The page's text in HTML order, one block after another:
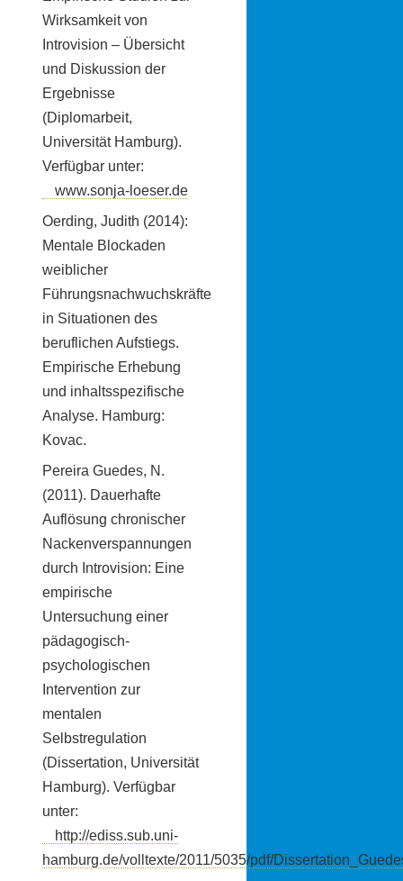
Wirksamkeit von
Introvision – Übersicht
und Diskussion der
Ergebnisse
(Diplomarbeit,
Universität Hamburg).
Verfügbar unter:
www.sonja-loeser.de
Oerding, Judith (2014):
Mentale Blockaden
weiblicher
Führungsnachwuchskräfte
in Situationen des
beruflichen Aufstiegs.
Empirische Erhebung
und inhaltsspezifische
Analyse. Hamburg:
Kovac.
Pereira Guedes, N.
(2011). Dauerhafte
Auflösung chronischer
Nackenverspannungen
durch Introvision: Eine
empirische
Untersuchung einer
pädagogisch-
psychologischen
Intervention zur
mentalen
Selbstregulation
(Dissertation, Universität
Hamburg). Verfügbar
unter:
http://ediss.sub.uni-
hamburg.de/volltexte/2011/5035/pdf/